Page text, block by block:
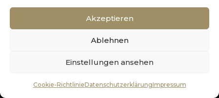
Akzeptieren
Ablehnen
Einstellungen ansehen
Cookie-RichtlinieDatenschutzerklärungImpressum
Ein gesunder Koi sollte nicht zu viel gefüttert
werden, um seine gute Schwimmfreudigkeit
Die Tagesrationen hängen von der
der Nährstoffdichte, des Geschlechts, der